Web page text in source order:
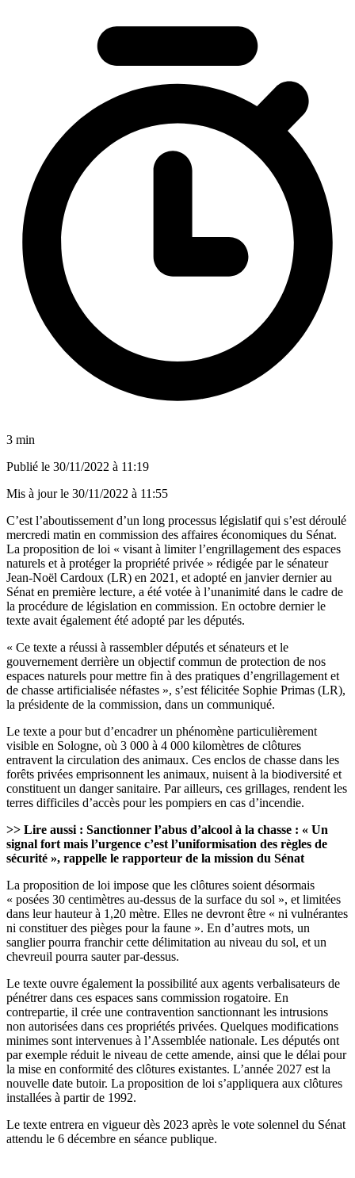
3 min
Publié le 30/11/2022 à 11:19
Mis à jour le 30/11/2022 à 11:55
C’est l’aboutissement d’un long processus législatif qui s’est déroulé
mercredi matin en commission des affaires économiques du Sénat.
La proposition de loi « visant à limiter l’engrillagement des espaces
naturels et à protéger la propriété privée » rédigée par le sénateur
Jean-Noël Cardoux (LR) en 2021, et adopté en janvier dernier au
Sénat en première lecture, a été votée à l’unanimité dans le cadre de
la procédure de législation en commission. En octobre dernier le
texte avait également été adopté par les députés.
« Ce texte a réussi à rassembler députés et sénateurs et le
gouvernement derrière un objectif commun de protection de nos
espaces naturels pour mettre fin à des pratiques d’engrillagement et
de chasse artificialisée néfastes », s’est félicitée Sophie Primas (LR),
la présidente de la commission, dans un communiqué.
Le texte a pour but d’encadrer un phénomène particulièrement
visible en Sologne, où 3 000 à 4 000 kilomètres de clôtures
entravent la circulation des animaux. Ces enclos de chasse dans les
forêts privées emprisonnent les animaux, nuisent à la biodiversité et
constituent un danger sanitaire. Par ailleurs, ces grillages, rendent les
terres difficiles d’accès pour les pompiers en cas d’incendie.
>> Lire aussi : Sanctionner l’abus d’alcool à la chasse : « Un
signal fort mais l’urgence c’est l’uniformisation des règles de
sécurité », rappelle le rapporteur de la mission du Sénat
La proposition de loi impose que les clôtures soient désormais
« posées 30 centimètres au-dessus de la surface du sol », et limitées
dans leur hauteur à 1,20 mètre. Elles ne devront être « ni vulnérantes
ni constituer des pièges pour la faune ». En d’autres mots, un
sanglier pourra franchir cette délimitation au niveau du sol, et un
chevreuil pourra sauter par-dessus.
Le texte ouvre également la possibilité aux agents verbalisateurs de
pénétrer dans ces espaces sans commission rogatoire. En
contrepartie, il crée une contravention sanctionnant les intrusions
non autorisées dans ces propriétés privées. Quelques modifications
minimes sont intervenues à l’Assemblée nationale. Les députés ont
par exemple réduit le niveau de cette amende, ainsi que le délai pour
la mise en conformité des clôtures existantes. L’année 2027 est la
nouvelle date butoir. La proposition de loi s’appliquera aux clôtures
installées à partir de 1992.
Le texte entrera en vigueur dès 2023 après le vote solennel du Sénat
attendu le 6 décembre en séance publique.